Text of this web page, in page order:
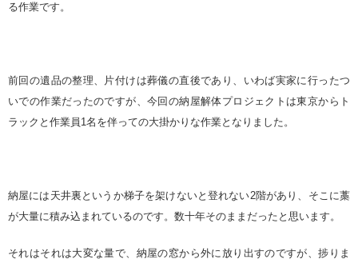
る作業です。
前回の遺品の整理、片付けは葬儀の直後であり、いわば実家に行ったつ
いでの作業だったのですが、今回の納屋解体プロジェクトは東京からト
ラックと作業員1名を伴っての大掛かりな作業となりました。
納屋には天井裏というか梯子を架けないと登れない2階があり、そこに藁
が大量に積み込まれているのです。数十年そのままだったと思います。
それはそれは大変な量で、納屋の窓から外に放り出すのですが、捗りま